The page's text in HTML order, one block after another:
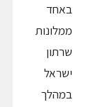
באחד
ממלונות
שרתון
ישראל
במהלך